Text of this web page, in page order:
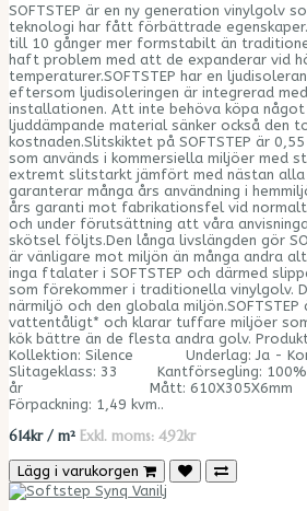
SOFTSTEP är en ny generation vinylgolv
teknologi har fått förbättrade
till 10 gånger mer formstabilt än
haft problem med att de expanderar vid
temperaturer.SOFTSTEP har en
eftersom ljudisoleringen är integrerad
installationen. Att inte behöva köpa något
ljuddämpande material sänker också den
kostnaden.Slitskiktet på SOFTSTEP är
som används i kommersiella miljöer med
extremt slitstarkt jämfört med nästan alla
garanterar många års användning i
års garanti mot fabrikationsfel vid normalt
och under förutsättning att våra
skötsel följts.Den långa livslängden gör
är vänligare mot miljön än många andra
inga ftalater i SOFTSTEP och därmed
som förekommer i traditionella vinylgolv.
närmiljö och den globala miljön.SOFTSTEP
vattentåligt* och klarar tuffare miljöer
kök bättre än de flesta andra golv.
Kollektion: Silence Underlag: Ja
Slitageklass: 33 Kantförsegling: 100%
år Mått: 610X305X6mm
Förpackning: 1,49 kvm..
614kr / m² Exkl. moms: 492kr
Lägg i varukorgen